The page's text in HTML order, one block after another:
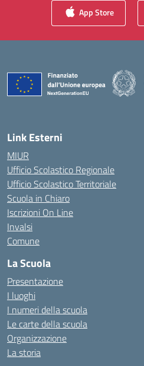
App Store
Link Esterni
MIUR
Ufficio Scolastico Regionale
Ufficio Scolastico Territoriale
Scuola in Chiaro
Iscrizioni On Line
Invalsi
Comune
La Scuola
Presentazione
I luoghi
I numeri della scuola
Le carte della scuola
Organizzazione
La storia